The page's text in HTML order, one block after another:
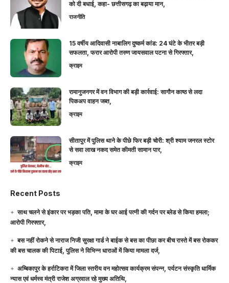
को दी बधाई, कहा- छत्तीसगढ़ का बढ़ाया मान,
राजनीति
15 वर्षीय आदिवासी नाबालिग दुष्कर्म कांड: 24 घंटे के भीतर बड़ी
सफलता, फरार आरोपी तरुण जायसवाल पटना से गिरफ्तार,
क्राइम
रामानुजनगर में वन विभाग की बड़ी कार्रवाई: सागौन काष्ठ से लदा
पिकअप वाहन जब्त,
क्राइम
सीतापुर में पुलिस थाने के पीछे फिर बड़ी चोरी: श्री श्याम जनरल स्टोर
से सवा लाख नकद समेत कीमती सामान पार,
क्राइम
Recent Posts
साथ चलने से इंकार पर भड़का पति, मामा के घर आई पत्नी की गर्दन पर ब्लेड से किया हमला;
आरोपी गिरफ्तार,
बस नहीं रोकने से नाराज निजी सुरक्षा गार्ड ने बाईक से बस का पीछा कर बीच रास्ते में बस रोककर
की बस चालक की पिटाई, पुलिस ने विभिन्न धाराओं में किया मामला दर्ज,
अम्बिकापुर के हर्राटिकरा में जिला स्तरीय वन महोत्सव कार्यक्रम संपन्न, पर्यटन संस्कृति धार्मिक
न्यास एवं धर्मस्व मंत्री राजेश अग्रवाल रहे मुख्य अतिथि,